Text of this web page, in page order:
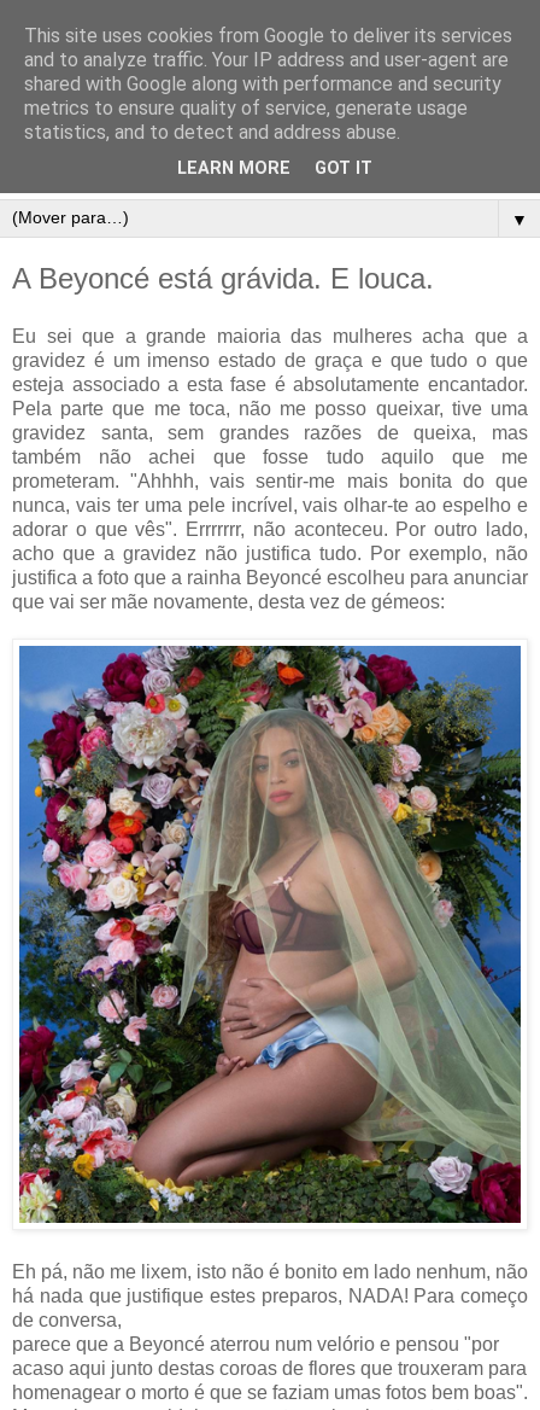
▼
A Beyoncé está grávida. E louca.
Eu sei que a grande maioria das mulheres acha que a
gravidez é um imenso estado de graça e que tudo o que
esteja associado a esta fase é absolutamente encantador.
Pela parte que me toca, não me posso queixar, tive uma
gravidez santa, sem grandes razões de queixa, mas
também não achei que fosse tudo aquilo que me
prometeram. "Ahhhh, vais sentir-me mais bonita do que
nunca, vais ter uma pele incrível, vais olhar-te ao espelho e
adorar o que vês". Errrrrrr, não aconteceu. Por outro lado,
acho que a gravidez não justifica tudo. Por exemplo, não
justifica a foto que a rainha Beyoncé escolheu para anunciar
que vai ser mãe novamente, desta vez de gémeos:
Eh pá, não me lixem, isto não é bonito em lado nenhum, não
há nada que justifique estes preparos, NADA! Para começo
de conversa,
parece que a Beyoncé aterrou num velório e pensou "por
acaso aqui junto destas coroas de flores que trouxeram para
homenagear o morto é que se faziam umas fotos bem boas".
This site uses cookies from Google to deliver its services
and to analyze traffic. Your IP address and user-agent are
shared with Google along with performance and security
metrics to ensure quality of service, generate usage
statistics, and to detect and address abuse.
LEARN MORE GOT IT